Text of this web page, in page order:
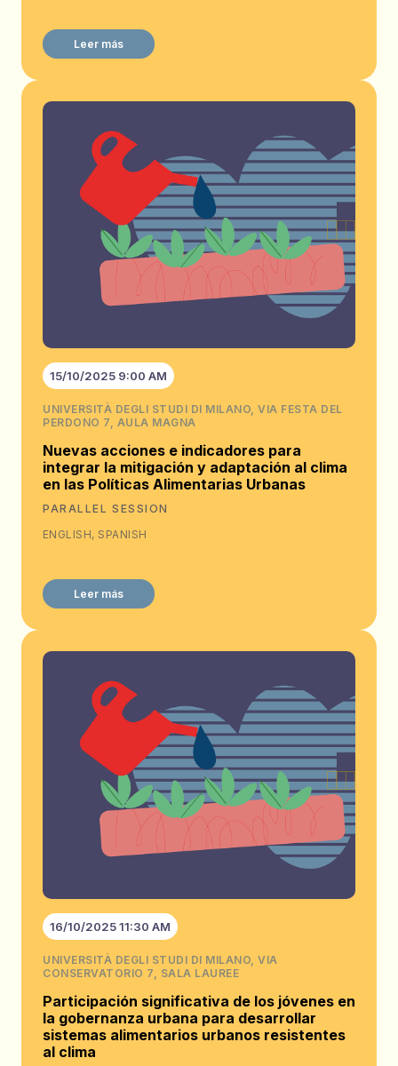
Leer más
15/10/2025 9:00 AM
UNIVERSITÀ DEGLI STUDI DI MILANO, VIA FESTA DEL
PERDONO 7, AULA MAGNA
Nuevas acciones e indicadores para
integrar la mitigación y adaptación al clima
en las Políticas Alimentarias Urbanas
PARALLEL SESSION
ENGLISH, SPANISH
Leer más
16/10/2025 11:30 AM
UNIVERSITÀ DEGLI STUDI DI MILANO, VIA
CONSERVATORIO 7, SALA LAUREE
Participación significativa de los jóvenes en
la gobernanza urbana para desarrollar
sistemas alimentarios urbanos resistentes
al clima